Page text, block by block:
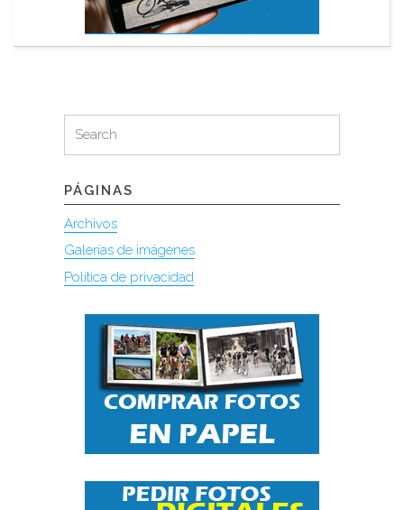
for:
Search
PÁGINAS
Archivos
Galerías de imágenes
Política de privacidad